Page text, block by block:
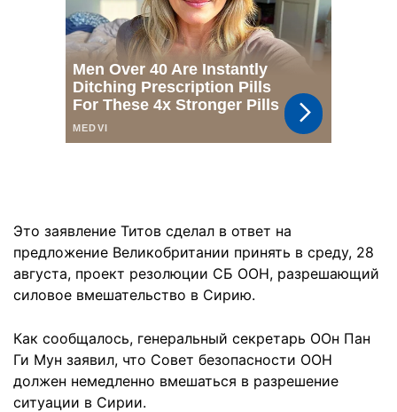
Это заявление Титов сделал в ответ на
предложение Великобритании принять в среду, 28
августа, проект резолюции СБ ООН, разрешающий
силовое вмешательство в Сирию.
Как сообщалось, генеральный секретарь ООн Пан
Ги Мун заявил, что Совет безопасности ООН
должен немедленно вмешаться в разрешение
ситуации в Сирии.